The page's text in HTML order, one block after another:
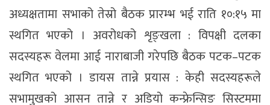
अध्यक्षतामा सभाको तेस्रो बैठक प्रारम्भ भई राति १०:१५ मा
स्थगित भएको । अवरोधको शृङ्खला : विपक्षी दलका
सदस्यहरू वेलमा आई नाराबाजी गरेपछि बैठक पटक–पटक
स्थगित भएको । डायस तान्ने प्रयास : केही सदस्यहरूले
सभामुखको आसन तान्ने र अडियो कन्फ्रेन्सिङ सिस्टममा